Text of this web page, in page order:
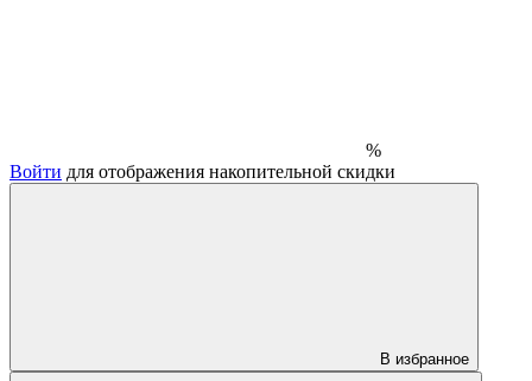
%
Войти для отображения накопительной скидки
В избранное